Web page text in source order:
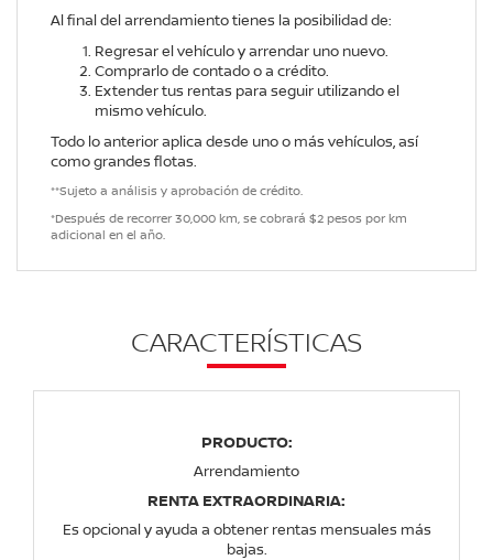
Al final del arrendamiento tienes la posibilidad de:
Regresar el vehículo y arrendar uno nuevo.
Comprarlo de contado o a crédito.
Extender tus rentas para seguir utilizando el
mismo vehículo.
Todo lo anterior aplica desde uno o más vehículos, así
como grandes flotas.
**Sujeto a análisis y aprobación de crédito.
*Después de recorrer 30,000 km, se cobrará $2 pesos por km
adicional en el año.
CARACTERÍSTICAS
PRODUCTO:
Arrendamiento
RENTA EXTRAORDINARIA:
Es opcional y ayuda a obtener rentas mensuales más
bajas.